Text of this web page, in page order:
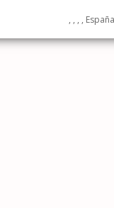
, , , ,